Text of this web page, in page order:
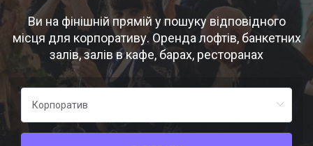
Ви на фінішній прямій у пошуку відповідного
місця для корпоративу. Оренда лофтів, банкетних
залів, залів в кафе, барах, ресторанах